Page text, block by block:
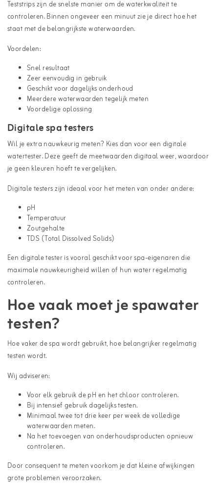
Teststrips zijn de snelste manier om de waterkwaliteit te
controleren. Binnen ongeveer een minuut zie je direct hoe het
staat met de belangrijkste waterwaarden.
Voordelen:
Snel resultaat
Zeer eenvoudig in gebruik
Geschikt voor dagelijks onderhoud
Meerdere waterwaarden tegelijk meten
Voordelige oplossing
Digitale spa testers
Wil je extra nauwkeurig meten? Kies dan voor een digitale
watertester. Deze geeft de meetwaarden digitaal weer, waardoor
je geen kleuren hoeft te vergelijken.
Digitale testers zijn ideaal voor het meten van onder andere:
pH
Temperatuur
Zoutgehalte
TDS (Total Dissolved Solids)
Een digitale tester is vooral geschikt voor spa-eigenaren die
maximale nauwkeurigheid willen of hun water regelmatig
controleren.
Hoe vaak moet je spawater
testen?
Hoe vaker de spa wordt gebruikt, hoe belangrijker regelmatig
testen wordt.
Wij adviseren:
Voor elk gebruik de pH en het chloor controleren.
Bij intensief gebruik dagelijks testen.
Minimaal twee tot drie keer per week de volledige
waterwaarden meten.
Na het toevoegen van onderhoudsproducten opnieuw
controleren.
Door consequent te meten voorkom je dat kleine afwijkingen
grote problemen veroorzaken.